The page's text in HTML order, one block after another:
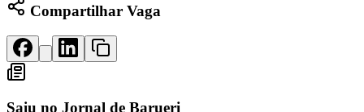
Agenda de Vestibulares
Vagas de Emprego
Concursos
Panorama Econômico
Compartilhar Vaga
Saiu no Jornal de Barueri